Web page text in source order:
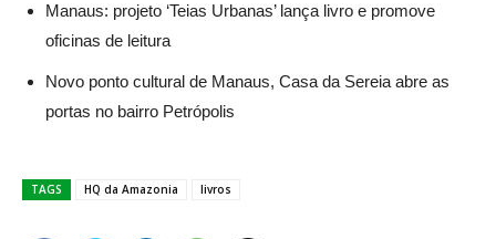
Manaus: projeto ‘Teias Urbanas’ lança livro e promove
oficinas de leitura
Novo ponto cultural de Manaus, Casa da Sereia abre as
portas no bairro Petrópolis
TAGS HQ da Amazonia livros